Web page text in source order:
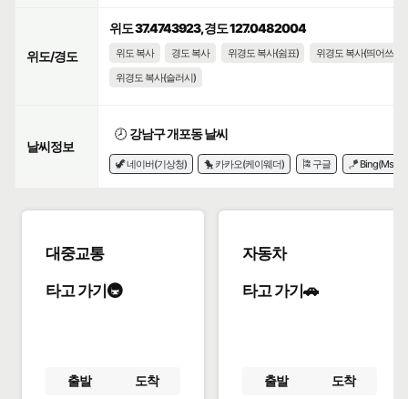
위도/경도
위도 37.4743923, 경도 127.0482004
위도 복사 경도 복사 위경도 복사(쉼표)
위경도 복사(띄어쓰기)
위경도 복사(슬러시)
날씨정보
🕗 강남구 개포동 날씨
🦖 네이버(기상청) 🐤 카카오(케이웨더) 🎏 구글 🪁 Bing(Msn)
대중교통
타고 가기🚇
출발 도착
자동차
타고 가기🚗
출발 도착